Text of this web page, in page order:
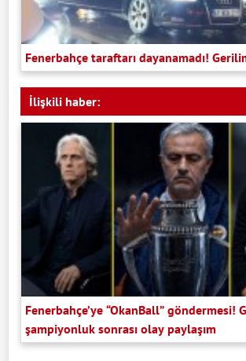
Fenerbahçe taraftarı dayanamadı!
İlişkili haber:
Fenerbahçe’ye “OkanBall” göndermesi!
şampiyonluk sonrası olay paylaşım